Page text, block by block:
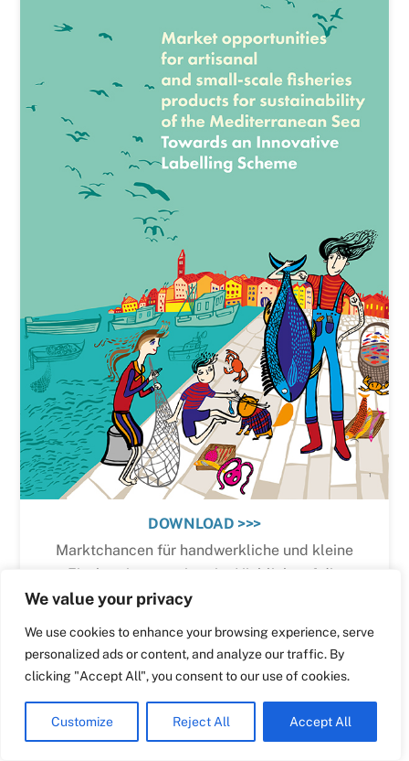
We value your privacy
We use cookies to enhance your browsing experience, serve
personalized ads or content, and analyze our traffic. By
clicking "Accept All", you consent to our use of cookies.
Customize Reject All Accept All
DOWNLOAD >>>
Marktchancen für handwerkliche und kleine
Fischereierzeugnisse im Hinblick auf die
Nachhaltigkeit des Mittelmeers - Auf dem Weg
English
Croatian
Dutch
Italian
Romanian
Spanish
Maltese
Swedish